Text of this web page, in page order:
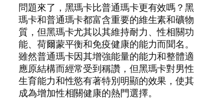
問題來了，黑瑪卡比普通瑪卡更有效嗎？黑
瑪卡和普通瑪卡都富含重要的維生素和礦物
質，但黑瑪卡尤其以其維持耐力、性相關功
能、荷爾蒙平衡和免疫健康的能力而聞名。
雖然普通瑪卡因其增強能量的能力和整體適
應原結構而經常受到稱讚，但黑瑪卡對男性
生育能力和性慾有著特別明顯的效果，使其
成為增加性相關健康的熱門選擇。